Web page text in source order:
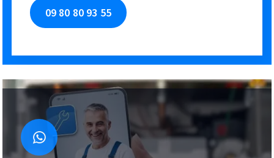
09 80 80 93 55